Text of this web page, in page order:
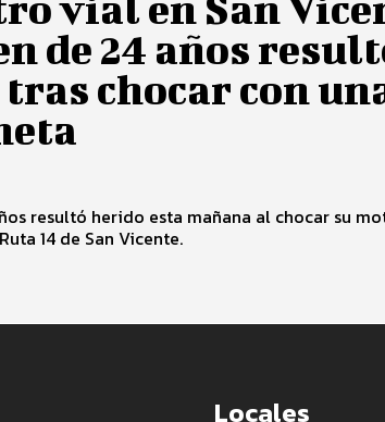
de 24 años
chocar con
resultó herido esta mañana al chocar su
14 de San Vicente.
Locales